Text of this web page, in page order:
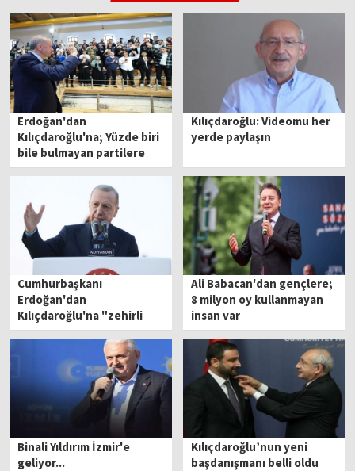
Erdoğan'dan
Kılıçdaroğlu'na; Yüzde biri
bile bulmayan partilere
40’a yakın vekil hediye
Kılıçdaroğlu: Videomu her
yerde paylaşın
Cumhurbaşkanı
Erdoğan'dan
Kılıçdaroğlu'na "zehirli
dil" tepkisi
Ali Babacan'dan gençlere;
8 milyon oy kullanmayan
insan var
Binali Yıldırım İzmir'e
geliyor...
Kılıçdaroğlu’nun yeni
başdanışmanı belli oldu